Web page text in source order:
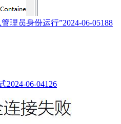
理员身份运行”2024-06-05188
2024-06-04126